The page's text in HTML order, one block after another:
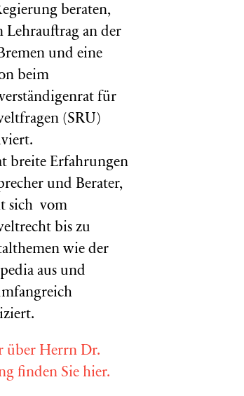
beraten,
Lehrauftrag an der
und eine
beim
für
(SRU )
breite Erfahrungen
und Berater,
sich vom
bis zu
wie der
aus und
über Herrn Dr.
finden Sie hier.